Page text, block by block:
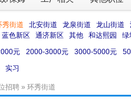
秀街道 北安街道 龙泉街道 龙山街道
蓝色新区 通济新区 其他 和达熙园
绿
元 2000-3000元 3000-5000元
实习
招聘 » 环秀街道